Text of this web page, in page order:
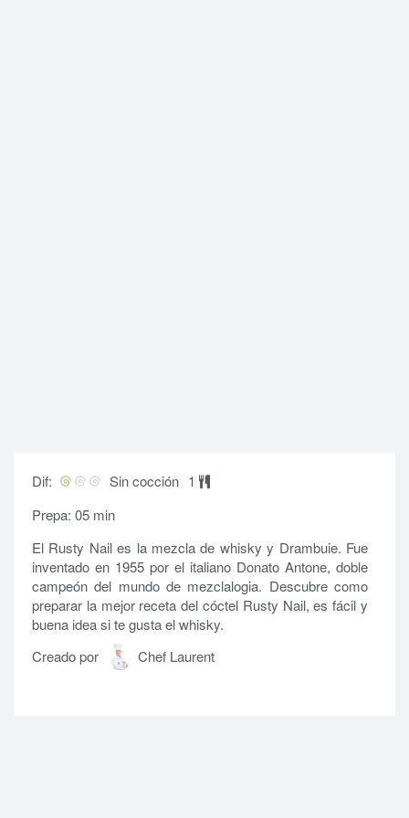
Dif: Sin cocción 1
Prepa: 05 min
El Rusty Nail es la mezcla de whisky y Drambuie. Fue
inventado en 1955 por el italiano Donato Antone, doble
campeón del mundo de mezclalogia. Descubre como
preparar la mejor receta del cóctel Rusty Nail, es fácil y
buena idea si te gusta el whisky.
Creado por
Chef Laurent